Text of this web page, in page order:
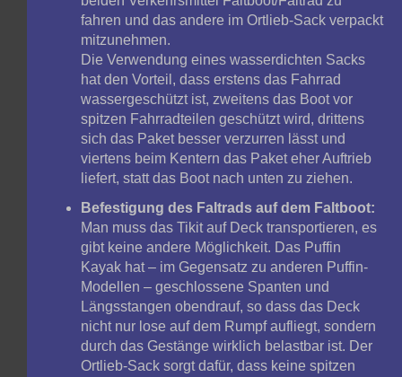
fahren und das andere im Ortlieb-Sack verpackt
mitzunehmen.
Die Verwendung eines wasserdichten Sacks
hat den Vorteil, dass erstens das Fahrrad
wassergeschützt ist, zweitens das Boot vor
spitzen Fahrradteilen geschützt wird, drittens
sich das Paket besser verzurren lässt und
viertens beim Kentern das Paket eher Auftrieb
liefert, statt das Boot nach unten zu ziehen.
Befestigung des Faltrads auf dem Faltboot:
Man muss das Tikit auf Deck transportieren, es
gibt keine andere Möglichkeit. Das Puffin
Kayak hat – im Gegensatz zu anderen Puffin-
Modellen – geschlossene Spanten und
Längsstangen obendrauf, so dass das Deck
nicht nur lose auf dem Rumpf aufliegt, sondern
durch das Gestänge wirklich belastbar ist. Der
Ortlieb-Sack sorgt dafür, dass keine spitzen